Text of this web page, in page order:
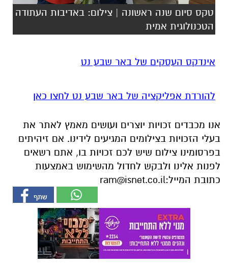
אינדקס העסקים של באר שבע נט
בפרסומינו צילום שיש לכם זכויות בו, אתם רשאים
כתובת המייל:ram@isnet.co.il
אולי יעניין אותך גם